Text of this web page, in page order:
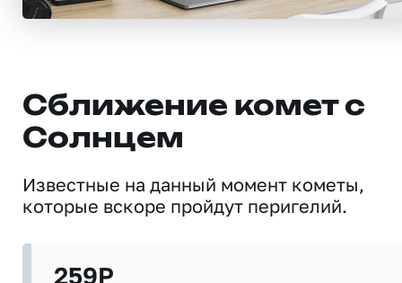
Сближение комет с
Солнцем
Известные на данный момент кометы,
которые вскоре пройдут перигелий.
259P